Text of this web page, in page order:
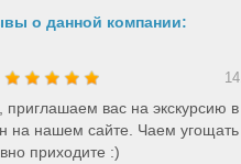
о данной компании:
вас на экскурсию
на нашем сайте. Чаем
приходите :)